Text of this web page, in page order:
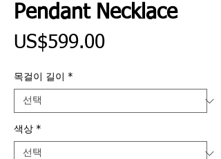
Pendant Necklace
US$599.00가
목걸이 길이 *
색상 *